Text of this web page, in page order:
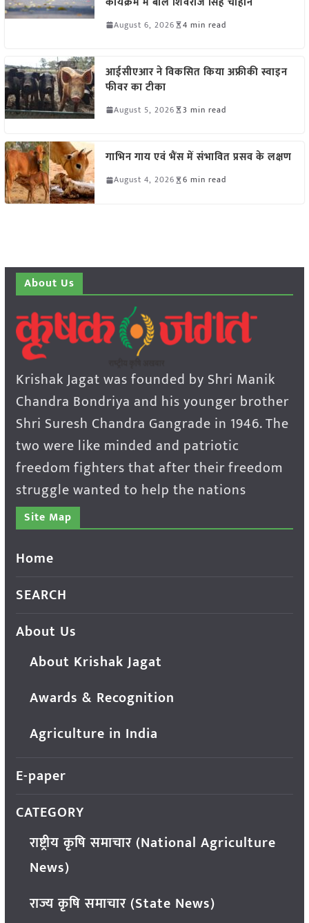
August 6, 2026 4 min read
आईसीएआर ने विकसित किया अफ्रीकी स्वाइन
फीवर का टीका
August 5, 2026 3 min read
गाभिन गाय एवं भैंस में संभावित प्रसव के लक्षण
August 4, 2026 6 min read
About Us
Krishak Jagat was founded by Shri Manik
Chandra Bondriya and his younger brother
Shri Suresh Chandra Gangrade in 1946. The
two were like minded and patriotic
freedom fighters that after their freedom
struggle wanted to help the nations
Site Map
Home
SEARCH
About Us
About Krishak Jagat
Awards & Recognition
Agriculture in India
E-paper
CATEGORY
राष्ट्रीय कृषि समाचार (National Agriculture
News)
राज्य कृषि समाचार (State News)